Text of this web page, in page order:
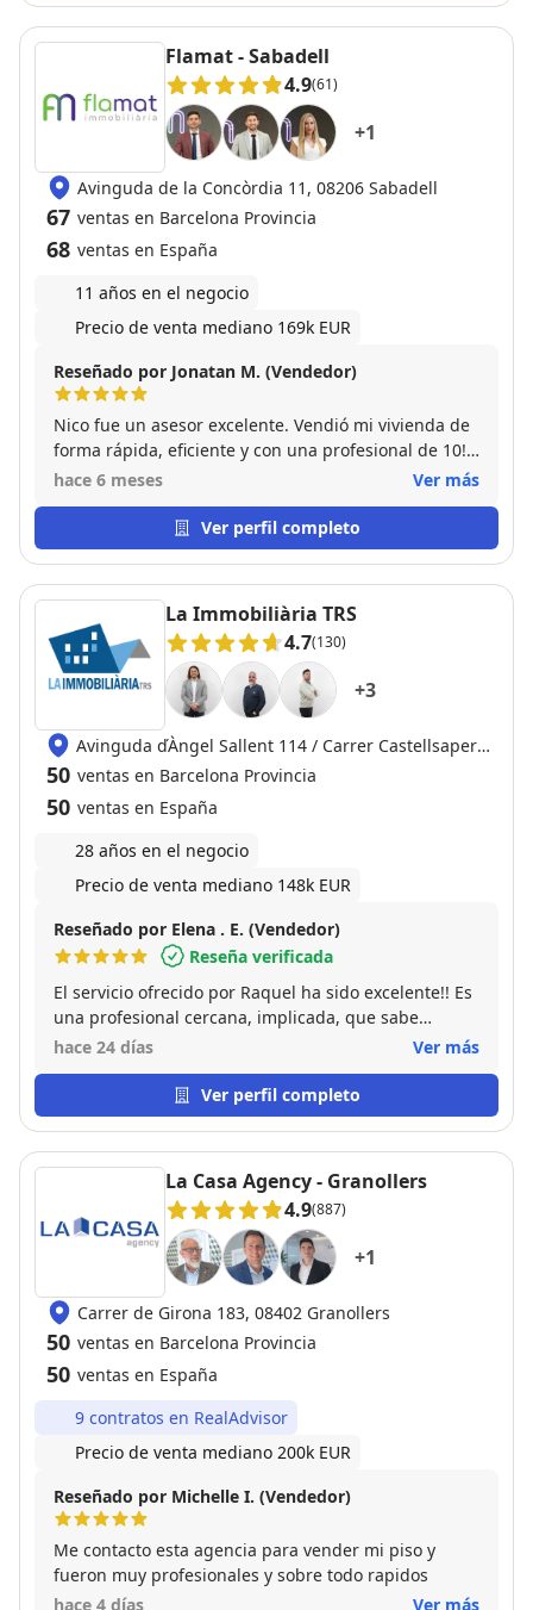
Flamat - Sabadell
4.9(61)
+1
Avinguda de la Concòrdia 11, 08206 Sabadell
67 ventas en Barcelona Provincia
68 ventas en España
11 años en el negocio
Precio de venta mediano 169k EUR
Reseñado por Jonatan M. (Vendedor)
Nico fue un asesor excelente. Vendió mi vivienda de
forma rápida, eficiente y con una profesional de 10!
100% recomendable.
hace 6 meses Ver más
Ver perfil completo
La Immobiliària TRS
4.7(130)
+3
Avinguda ďÀngel Sallent 114 / Carrer Castellsapera
80, 08224 / 08227 Terrassa
50 ventas en Barcelona Provincia
50 ventas en España
28 años en el negocio
Precio de venta mediano 148k EUR
Reseñado por Elena . E. (Vendedor)
Reseña verificada
El servicio ofrecido por Raquel ha sido excelente!! Es
una profesional cercana, implicada, que sabe
escuchar y cubrir tus necesidades. Siempre ha
gestión con rapidez, gracias!!
hace 24 días Ver más
Ver perfil completo
La Casa Agency - Granollers
4.9(887)
+1
Carrer de Girona 183, 08402 Granollers
50 ventas en Barcelona Provincia
50 ventas en España
9 contratos en RealAdvisor
Precio de venta mediano 200k EUR
Reseñado por Michelle I. (Vendedor)
Me contacto esta agencia para vender mi piso y
fueron muy profesionales y sobre todo rapidos
hace 4 días
Ver más